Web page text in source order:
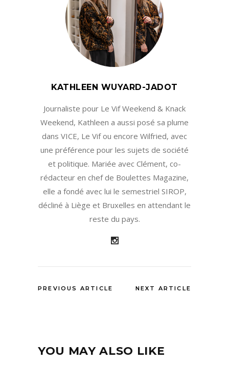
KATHLEEN WUYARD-JADOT
Journaliste pour Le Vif Weekend & Knack
Weekend, Kathleen a aussi posé sa plume
dans VICE, Le Vif ou encore Wilfried, avec
une préférence pour les sujets de société
et politique. Mariée avec Clément, co-
rédacteur en chef de Boulettes Magazine,
elle a fondé avec lui le semestriel SIROP,
décliné à Liège et Bruxelles en attendant le
reste du pays.
PREVIOUS ARTICLE NEXT ARTICLE
YOU MAY ALSO LIKE